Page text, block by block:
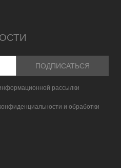
рассылки
и обработки